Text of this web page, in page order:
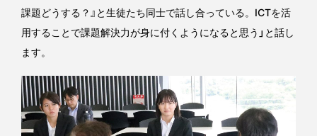
課題どうする？』と生徒たち同士で話し合っている。ICTを活
用することで課題解決力が身に付くようになると思う」と話し
ます。